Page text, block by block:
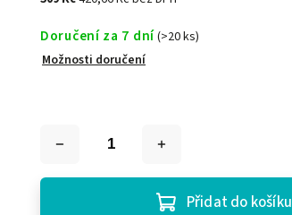
Doručení za 7 dní(>20 ks)
Možnosti doručení
Přidat do košíku